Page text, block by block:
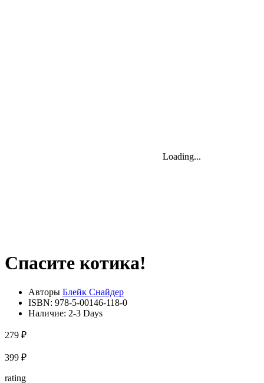
Loading...
Loading...
Loading...
Спасите котика!
Авторы Блейк Снайдер
ISBN: 978-5-00146-118-0
Наличие: 2-3 Days
279 ₽
399 ₽
rating